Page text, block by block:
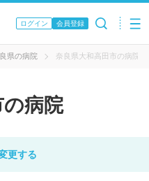
ログイン 会員登録
県の病院 奈良県大和高田市の病院
病院